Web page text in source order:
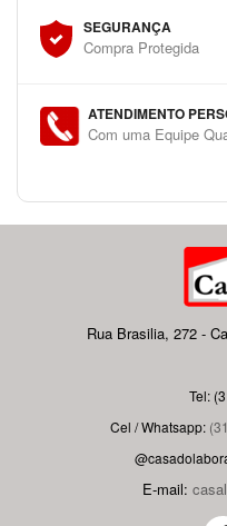
SEGURANÇA
Compra Protegida
ATENDIMENTO
Com uma Equipe
Rua Brasilia, 272 -
Tel:
Cel / Whatsapp:
E-mail: